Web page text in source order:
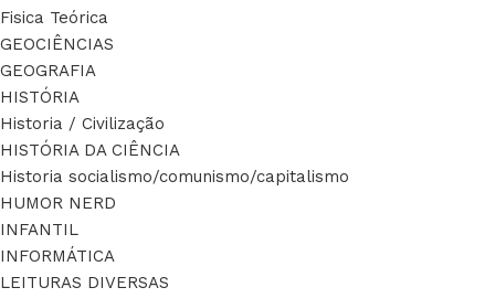
Fisica Teórica
GEOCIÊNCIAS
GEOGRAFIA
HISTÓRIA
Historia / Civilização
HISTÓRIA DA CIÊNCIA
Historia socialismo/comunismo/capitalismo
HUMOR NERD
INFANTIL
INFORMÁTICA
LEITURAS DIVERSAS